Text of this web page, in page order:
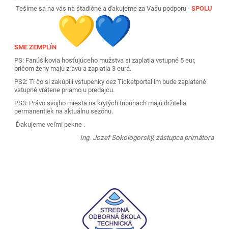
Tešíme sa na vás na štadióne a ďakujeme za Vašu podporu -SPOLU
SME ZEMPLÍN
PS: Fanúšikovia hosťujúceho mužstva si zaplatia vstupné 5 eur,
pričom ženy majú zľavu a zaplatia 3 eurá.
PS2: Tí čo si zakúpili vstupenky cez Ticketportal im bude zaplatené
vstupné vrátene priamo u predajcu.
PS3: Právo svojho miesta na krytých tribúnach majú držitelia
permanentiek na aktuálnu sezónu.
Ďakujeme veľmi pekne .
Ing. Jozef Sokologorský, zástupca primátora